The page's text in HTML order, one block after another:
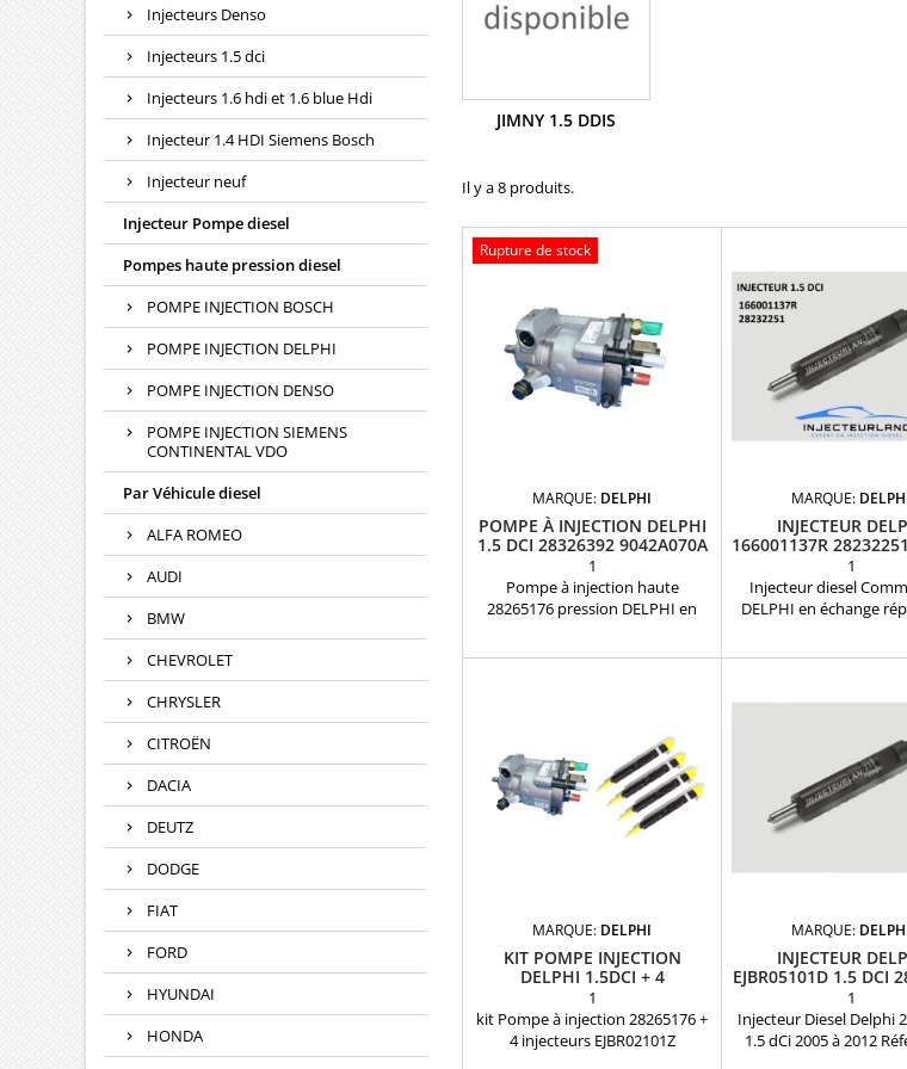
Injecteurs Denso
Injecteurs 1.5 dci
Injecteurs 1.6 hdi et 1.6 blue Hdi
Injecteur 1.4 HDI Siemens Bosch
Injecteur neuf
Injecteur Pompe diesel
Pompes haute pression diesel
POMPE INJECTION BOSCH
POMPE INJECTION DELPHI
POMPE INJECTION DENSO
POMPE INJECTION SIEMENS
CONTINENTAL VDO
Par Véhicule diesel
ALFA ROMEO
AUDI
BMW
CHEVROLET
CHRYSLER
CITROËN
DACIA
DEUTZ
DODGE
FIAT
FORD
HYUNDAI
HONDA
JIMNY 1.5 DDIS
Il y a 8 produits.
Rupture de stock
MARQUE: DELPHI
POMPE À INJECTION DELPHI
1.5 DCI 28326392 9042A070A
1
Pompe à injection haute
28265176 pression DELPHI en
R9042A041A - R9042A042A -
28249552 - 28234982 - 9042A070A
- 9042A013A - 9042A014A -
9042A040A - 9042A041A -
9042A042A Pour motorisation
Renault Nissan Dacia 1.5 dCi et
MARQUE:
INJECTEUR
166001137R
1
Injecteur diesel
DELPHI en échange
16 60 011 37R ,
H8200421897
7711497343 Pour
Renault Nissan Dacia
Suzuki 1.5DDiS
MARQUE: DELPHI
KIT POMPE INJECTION
DELPHI 1.5DCI + 4
INJECTEURS EJBR02101Z
1
kit Pompe à injection 28265176 +
4 injecteurs EJBR02101Z
MARQUE:
INJECTEUR
EJBR05101D 1.5 DCI
1
Injecteur Diesel Delphi
1.5 dCi 2005 à 2012